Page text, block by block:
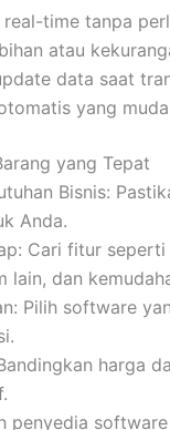
time tanpa
atau
data saat
yang
yang Tepat
Bisnis:
Anda.
Cari fitur
lain, dan
Pilih software
harga
penyedia